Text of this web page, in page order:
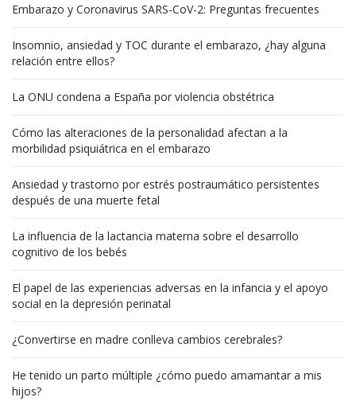
Embarazo y Coronavirus SARS-CoV-2: Preguntas frecuentes
Insomnio, ansiedad y TOC durante el embarazo, ¿hay alguna
relación entre ellos?
La ONU condena a España por violencia obstétrica
Cómo las alteraciones de la personalidad afectan a la
morbilidad psiquiátrica en el embarazo
Ansiedad y trastorno por estrés postraumático persistentes
después de una muerte fetal
La influencia de la lactancia materna sobre el desarrollo
cognitivo de los bebés
El papel de las experiencias adversas en la infancia y el apoyo
social en la depresión perinatal
¿Convertirse en madre conlleva cambios cerebrales?
He tenido un parto múltiple ¿cómo puedo amamantar a mis
hijos?